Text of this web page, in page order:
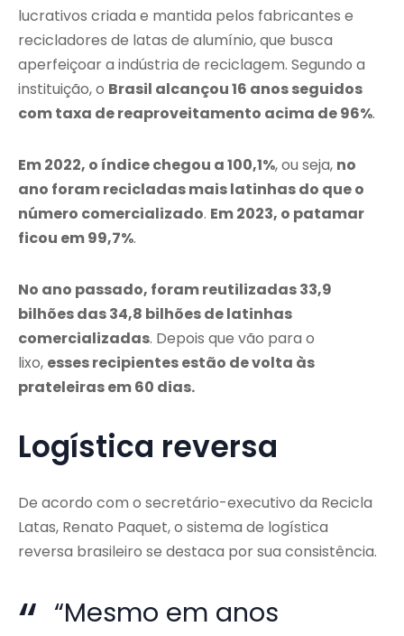
lucrativos criada e mantida pelos fabricantes e
recicladores de latas de alumínio, que busca
aperfeiçoar a indústria de reciclagem. Segundo a
instituição, o Brasil alcançou 16 anos seguidos
com taxa de reaproveitamento acima de 96%.
Em 2022, o índice chegou a 100,1%, ou seja, no
ano foram recicladas mais latinhas do que o
número comercializado. Em 2023, o patamar
ficou em 99,7%.
No ano passado, foram reutilizadas 33,9
bilhões das 34,8 bilhões de latinhas
comercializadas. Depois que vão para o
lixo, esses recipientes estão de volta às
prateleiras em 60 dias.
Logística reversa
De acordo com o secretário-executivo da Recicla
Latas, Renato Paquet, o sistema de logística
reversa brasileiro se destaca por sua consistência.
“Mesmo em anos